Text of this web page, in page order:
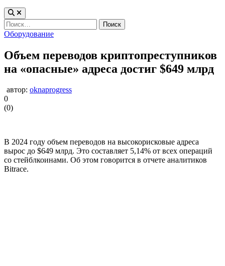
Найти:
Опубликовано
Оборудование
Объем переводов криптопреступников
на «опасные» адреса достиг $649 млрд
автор: oknaprogress
0
(0)
В 2024 году объем переводов на высокорисковые адреса
вырос до $649 млрд. Это составляет 5,14% от всех операций
со стейблкоинами. Об этом говорится в отчете аналитиков
Bitrace.